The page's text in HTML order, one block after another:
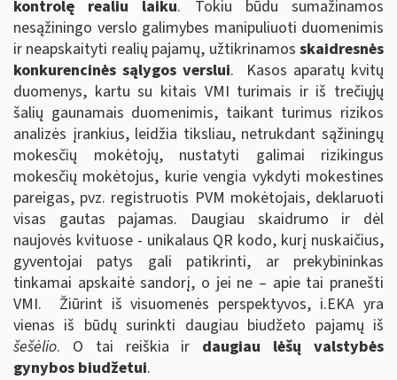
kontrolę realiu laiku. Tokiu būdu sumažinamos
nesąžiningo verslo galimybes manipuliuoti duomenimis
ir neapskaityti realių pajamų, užtikrinamos skaidresnės
konkurencinės sąlygos verslui. Kasos aparatų kvitų
duomenys, kartu su kitais VMI turimais ir iš trečiųjų
šalių gaunamais duomenimis, taikant turimus rizikos
analizės įrankius, leidžia tiksliau, netrukdant sąžiningų
mokesčių mokėtojų, nustatyti galimai rizikingus
mokesčių mokėtojus, kurie vengia vykdyti mokestines
pareigas, pvz. registruotis PVM mokėtojais, deklaruoti
visas gautas pajamas. Daugiau skaidrumo ir dėl
naujovės kvituose - unikalaus QR kodo, kurį nuskaičius,
gyventojai patys gali patikrinti, ar prekybininkas
tinkamai apskaitė sandorį, o jei ne – apie tai pranešti
VMI. Žiūrint iš visuomenės perspektyvos, i.EKA yra
vienas iš būdų surinkti daugiau biudžeto pajamų iš
šešėlio. O tai reiškia ir daugiau lėšų valstybės
gynybos biudžetui.